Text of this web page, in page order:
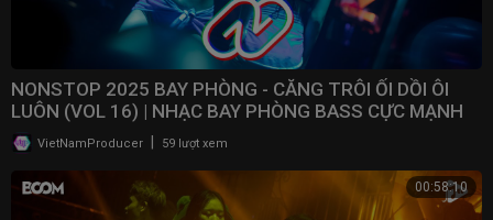
NONSTOP 2025 BAY PHÒNG - CĂNG TRÔI ỐI DỒI ÔI
LUÔN (VOL 16) | NHẠC BAY PHÒNG BASS CỰC MẠNH ​
VietNamProducer 59 lượt xem
00:58:10